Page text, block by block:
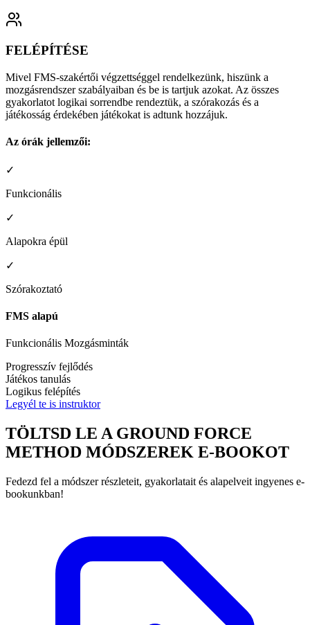
FELÉPÍTÉSE
Mivel FMS-szakértői végzettséggel rendelkezünk, hiszünk a
mozgásrendszer szabályaiban és be is tartjuk azokat. Az összes
gyakorlatot logikai sorrendbe rendeztük, a szórakozás és a
játékosság érdekében játékokat is adtunk hozzájuk.
Az órák jellemzői:
✓
Funkcionális
✓
Alapokra épül
✓
Szórakoztató
FMS alapú
Funkcionális Mozgásminták
Progresszív fejlődés
Játékos tanulás
Logikus felépítés
Legyél te is instruktor
TÖLTSD LE A GROUND FORCE
METHOD MÓDSZEREK E-BOOKOT
Fedezd fel a módszer részleteit, gyakorlatait és alapelveit ingyenes e-
bookunkban!